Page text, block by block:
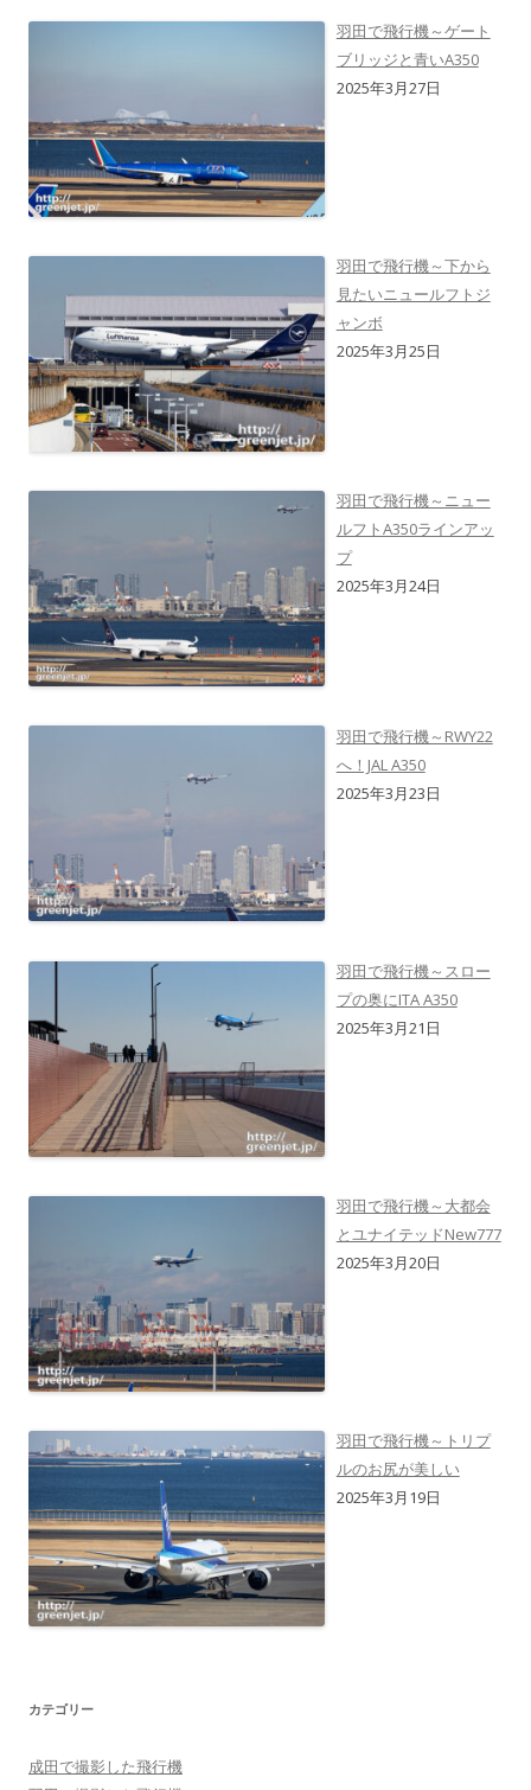
羽田で飛行機～ゲート
ブリッジと青いA350
2025年3月27日
羽田で飛行機～下から
見たいニュールフトジ
ャンボ
2025年3月25日
羽田で飛行機～ニュー
ルフトA350ラインアッ
プ
2025年3月24日
羽田で飛行機～RWY22
へ！JAL A350
2025年3月23日
羽田で飛行機～スロー
プの奥にITA A350
2025年3月21日
羽田で飛行機～大都会
とユナイテッドNew777
2025年3月20日
羽田で飛行機～トリプ
ルのお尻が美しい
2025年3月19日
カテゴリー
成田で撮影した飛行機